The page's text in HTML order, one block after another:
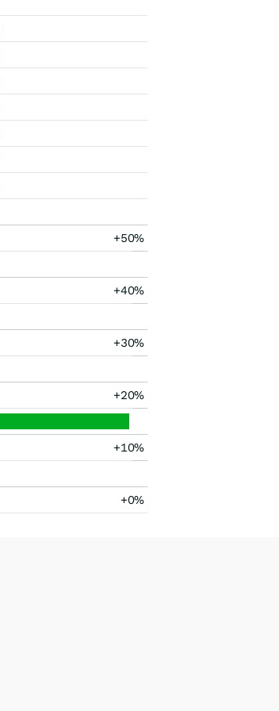
+50%
+40%
+30%
+20%
+10%
+0%